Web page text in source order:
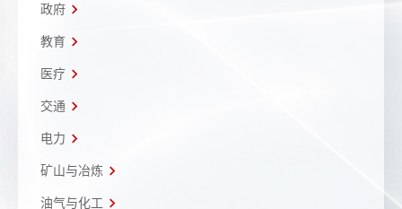
政府
教育
医疗
交通
电力
矿山与冶炼
油气与化工